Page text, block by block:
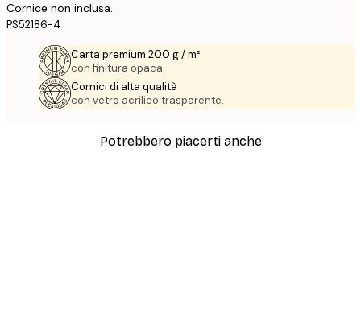
Cornice non inclusa.
PS52186-4
Carta premium 200 g / m²
con finitura opaca.
Cornici di alta qualità
con vetro acrilico trasparente.
Potrebbero piacerti anche